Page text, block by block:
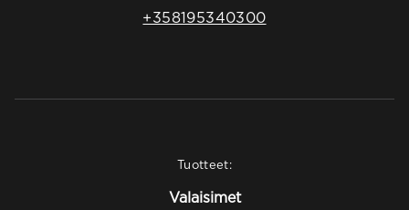
+358195340300
Tuotteet:
Valaisimet